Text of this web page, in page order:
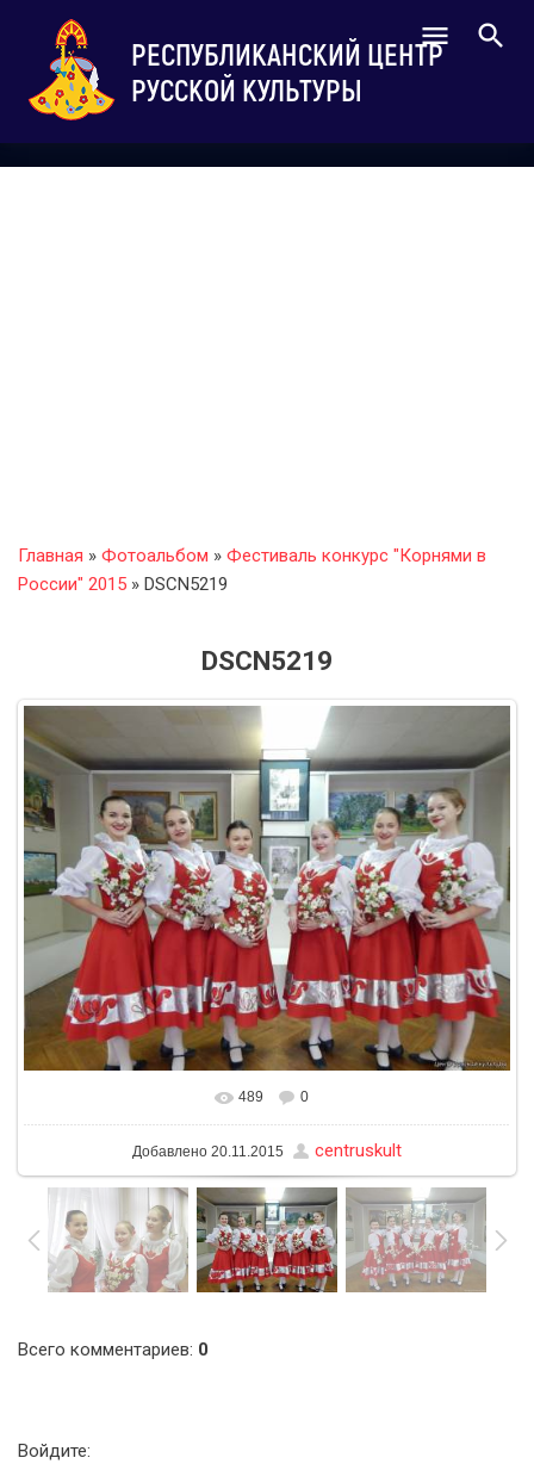
РЕСПУБЛИКАНСКИЙ ЦЕНТР
РУССКОЙ КУЛЬТУРЫ
Главная » Фотоальбом » Фестиваль конкурс "Корнями в
России" 2015 » DSCN5219
DSCN5219
В реальном размере 1600x1200
489 0
Добавлено 20.11.2015 centruskult
Всего комментариев: 0
Войдите: